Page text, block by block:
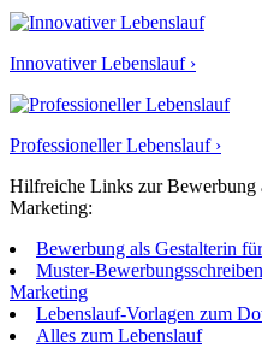
Innovativer Lebenslauf ›
Professioneller Lebenslauf ›
Hilfreiche Links zur Bewerbung
Marketing:
Bewerbung als Gestalterin
Muster-
Marketing
Lebenslauf-Vorlagen zum
Alles zum Lebenslauf